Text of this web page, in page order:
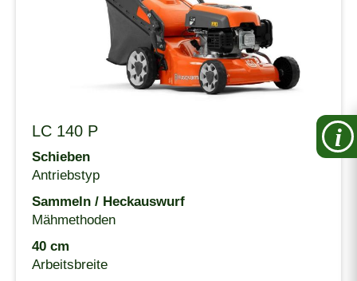
LC 140 P
Schieben
Antriebstyp
Sammeln / Heckauswurf
Mähmethoden
40 cm
Arbeitsbreite
i